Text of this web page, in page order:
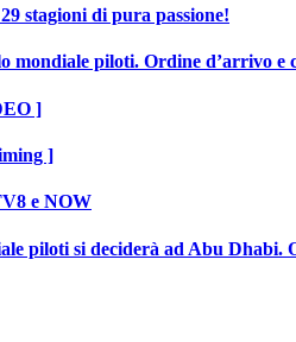
stagioni di pura passione!
piloti. Ordine d’arrivo e
]
]
e NOW
piloti si deciderà ad Abu Dhabi.